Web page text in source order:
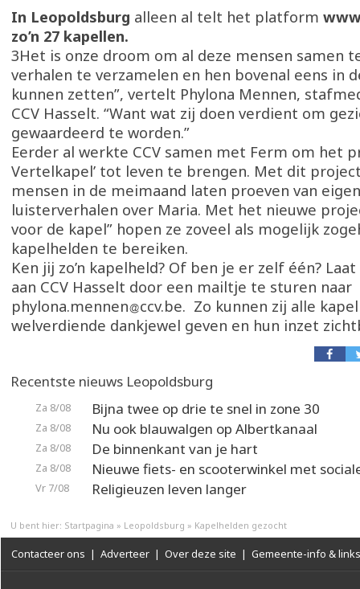
In Leopoldsburg alleen al telt het platform
zo’n 27 kapellen.
3Het is onze droom om al deze mensen samen
verhalen te verzamelen en hen bovenal eens in
kunnen zetten”, vertelt Phylona Mennen,
CCV Hasselt. “Want wat zij doen verdient om
gewaardeerd te worden.”
Eerder al werkte CCV samen met Ferm om het
Vertelkapel’ tot leven te brengen. Met dit
mensen in de meimaand laten proeven van
luisterverhalen over Maria. Met het nieuwe
voor de kapel” hopen ze zoveel als mogelijk
kapelhelden te bereiken.
Ken jij zo’n kapelheld? Of ben je er zelf één?
aan CCV Hasselt door een mailtje te sturen naar
phylona.mennen
ccv.be. Zo kunnen zij alle
welverdiende dankjewel geven en hun inzet
Recentste nieuws Leopoldsburg
Za 8/08 Bijna twee op drie te snel in zone 30
Za 8/08 Nu ook blauwalgen op Albertkanaal
Za 8/08 De binnenkant van je hart
Za 8/08 Nieuwe fiets- en scooterwinkel met
Vr 7/08 Religieuzen leven langer
U bent hier: Startpagina » Leopoldsburg » Kapelhelden gezocht
Contacteer ons | Adverteer | Over deze site | Gemeente-info & links